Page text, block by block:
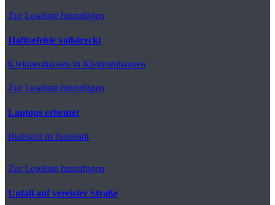
Zur Leseliste hinzufügen
Haftbefehle vollstreckt
Kleinneuhausen in Kleinneuhausen
Zur Leseliste hinzufügen
Laptops erbeutet
Buttstädt in Buttstädt
Zur Leseliste hinzufügen
Unfall auf vereister Straße